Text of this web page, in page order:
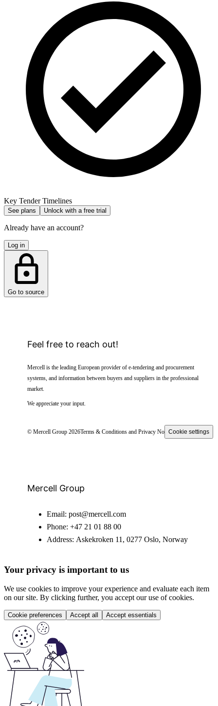
Key Tender Timelines
See plans Unlock with a free trial
Already have an account?
Log in
Go to source
Feel free to reach out!
Mercell is the leading European provider of e-tendering and procurement
systems, and information between buyers and suppliers in the professional
market.
We appreciate your input.
© Mercell Group 2026Terms & Conditions and Privacy NoticeCookie settings
Mercell Group
Email: post@mercell.com
Phone: +47 21 01 88 00
Address: Askekroken 11, 0277 Oslo, Norway
Your privacy is important to us
We use cookies to improve your experience and evaluate each item
on our site. By clicking further, you accept our use of cookies.
Cookie preferences Accept all Accept essentials